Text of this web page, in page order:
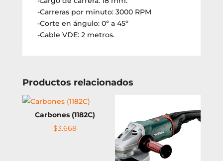
-Carreras por minuto: 3000 RPM
-Corte en ángulo: 0º a 45º
-Cable VDE: 2 metros.
Productos relacionados
Carbones (1182C)
$3.668